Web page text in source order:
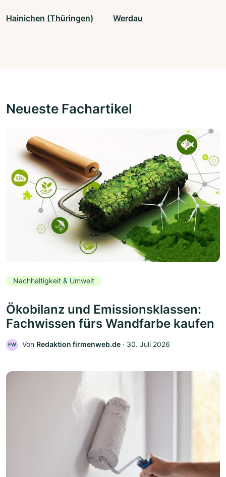
Hainichen (Thüringen) Werdau
Neueste Fachartikel
Nachhaltigkeit & Umwelt
Ökobilanz und Emissionsklassen:
Fachwissen fürs Wandfarbe kaufen
FW Von Redaktion firmenweb.de ‧ 30. Juli 2026